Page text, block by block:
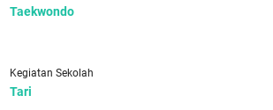
Taekwondo
Kegiatan Sekolah
Tari